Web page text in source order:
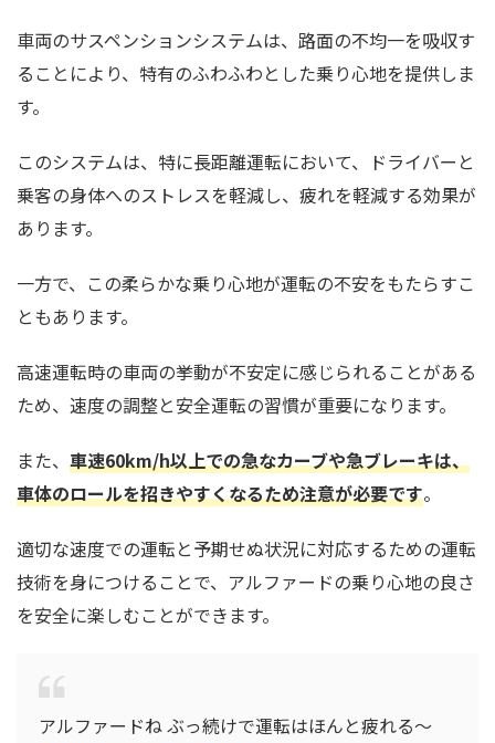
車両のサスペンションシステムは、路面の不均一を吸収す
ることにより、特有のふわふわとした乗り心地を提供しま
す。
このシステムは、特に長距離運転において、ドライバーと
乗客の身体へのストレスを軽減し、疲れを軽減する効果が
あります。
一方で、この柔らかな乗り心地が運転の不安をもたらすこ
ともあります。
高速運転時の車両の挙動が不安定に感じられることがある
ため、速度の調整と安全運転の習慣が重要になります。
また、 車速60km/h以上での急なカーブや急ブレーキは、
車体のロールを招きやすくなるため注意が必要です。
適切な速度での運転と予期せぬ状況に対応するための運転
技術を身につけることで、アルファードの乗り心地の良さ
を安全に楽しむことができます。
アルファードね ぶっ続けで運転はほんと疲れる〜